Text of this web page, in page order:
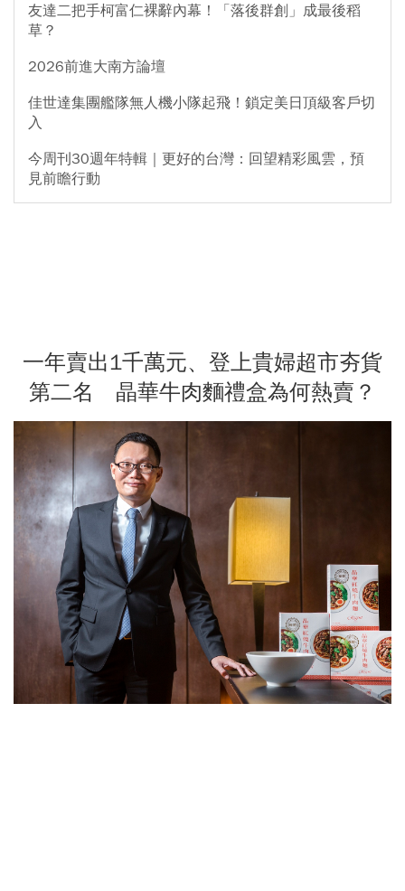
友達二把手柯富仁裸辭內幕！「落後群創」成最後稻
草？
2026前進大南方論壇
佳世達集團艦隊無人機小隊起飛！鎖定美日頂級客戶切
入
今周刊30週年特輯｜更好的台灣：回望精彩風雲，預
見前瞻行動
一年賣出1千萬元、登上貴婦超市夯貨
第二名 晶華牛肉麵禮盒為何熱賣？